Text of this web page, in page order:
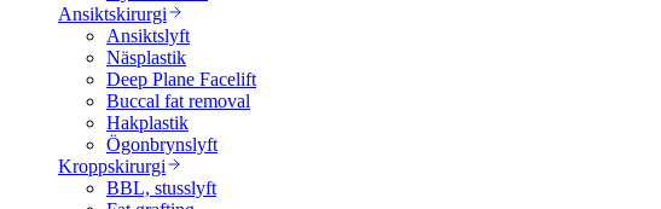
Ansiktskirurgi
Ansiktslyft
Näsplastik
Deep Plane Facelift
Buccal fat removal
Hakplastik
Ögonbrynslyft
Kroppskirurgi
BBL, stusslyft